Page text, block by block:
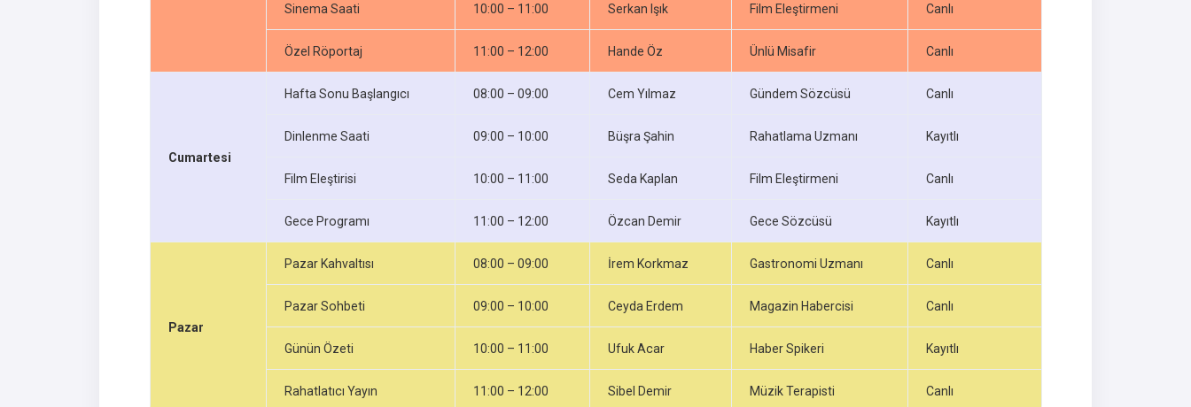
Sinema Saati 10:00 – 11:00 Serkan Işık Film Eleştirmeni Canlı
Özel Röportaj 11:00 – 12:00 Hande Öz Ünlü Misafir Canlı
Cumartesi
Hafta Sonu Başlangıcı 08:00 – 09:00 Cem Yılmaz Gündem Sözcüsü Canlı
Dinlenme Saati 09:00 – 10:00 Büşra Şahin Rahatlama Uzmanı Kayıtlı
Film Eleştirisi 10:00 – 11:00 Seda Kaplan Film Eleştirmeni Canlı
Gece Programı 11:00 – 12:00 Özcan Demir Gece Sözcüsü Kayıtlı
Pazar
Pazar Kahvaltısı 08:00 – 09:00 İrem Korkmaz Gastronomi Uzmanı Canlı
Pazar Sohbeti 09:00 – 10:00 Ceyda Erdem Magazin Habercisi Canlı
Günün Özeti 10:00 – 11:00 Ufuk Acar Haber Spikeri Kayıtlı
Rahatlatıcı Yayın 11:00 – 12:00 Sibel Demir Müzik Terapisti Canlı